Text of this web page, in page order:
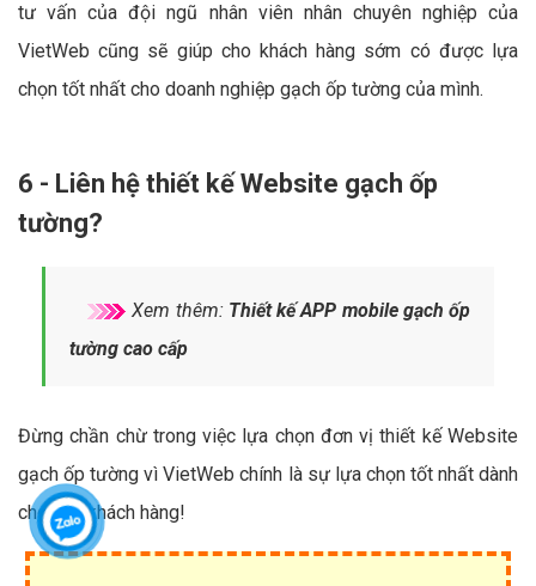
tư vấn của đội ngũ nhân viên nhân chuyên nghiệp của
VietWeb cũng sẽ giúp cho khách hàng sớm có được lựa
chọn tốt nhất cho doanh nghiệp gạch ốp tường của mình.
6 - Liên hệ thiết kế Website gạch ốp
tường?
Xem thêm: Thiết kế APP mobile gạch ốp
tường cao cấp
Đừng chần chừ trong việc lựa chọn đơn vị thiết kế Website
gạch ốp tường vì VietWeb chính là sự lựa chọn tốt nhất dành
cho quý khách hàng!